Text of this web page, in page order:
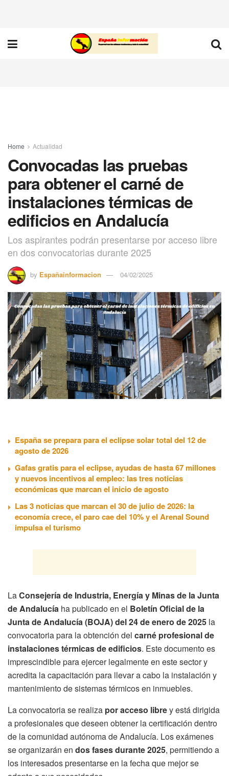
Home Actualidad
Convocadas las pruebas
para obtener el carné de
instalaciones térmicas de
edificios en Andalucía
Los aspirantes podrán presentarse por acceso libre
en dos convocatorias durante 2025
by Españainformacion 04/02/2025
España se prepara para el eclipse solar total del 12 de
agosto de 2026
Gafas gratis para el eclipse, ayudas de hasta 67 millones
y nuevos incentivos al empleo: las tres noticias
económicas que marcan el inicio de agosto
Las 3 noticias que marcan el 30 de julio de 2026: la
economía crece, el paro cae del 10% y el Arenal Sound
impulsa el turismo
LaConsejería de Industria, Energía y Minas de la Junta
de Andalucía ha publicado en el Boletín Oficial de la
Junta de Andalucía (BOJA) del 24 de enero de 2025 la
convocatoria para la obtención del carné profesional de
instalaciones térmicas de edificios. Este documento es
imprescindible para ejercer legalmente en este sector y
acredita la capacitación para llevar a cabo la instalación y
mantenimiento de sistemas térmicos en inmuebles.
La convocatoria se realiza por acceso librey está dirigida
a profesionales que deseen obtener la certificación dentro
de la comunidad autónoma de Andalucía. Los exámenes
se organizarán en dos fases durante 2025, permitiendo a
los interesados presentarse en la fecha que mejor se